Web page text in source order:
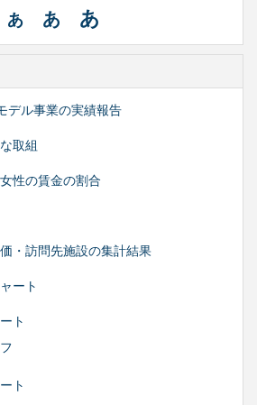
あ あ あ
デル事業の実績報告
取組
性の賃金の割合
・訪問先施設の集計結果
ート
ト
ト